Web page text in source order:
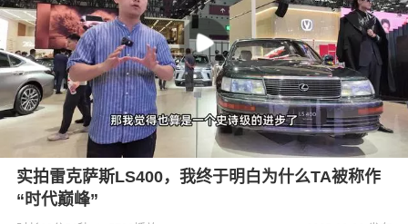
实拍雷克萨斯LS400，我终于明白为什么TA被称作
“时代巅峰”